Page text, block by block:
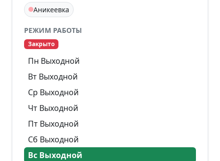
Аникеевка
РЕЖИМ РАБОТЫ
Закрыто
Пн Выходной
Вт Выходной
Ср Выходной
Чт Выходной
Пт Выходной
Сб Выходной
Вс Выходной